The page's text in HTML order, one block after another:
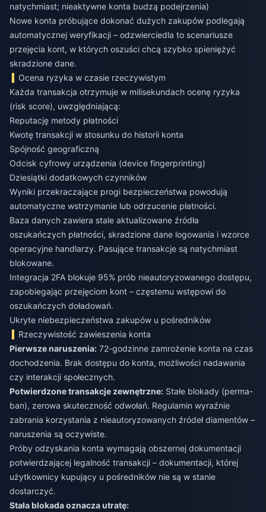
natychmiast; nieaktywne konta budzą podejrzenia)
Nowe konta próbujące dokonać dużych zakupów podlegają
automatycznej weryfikacji – odzwierciedla to scenariusze
przejęcia kont, w których oszuści chcą szybko spieniężyć
skradzione dane.
Ocena ryzyka w czasie rzeczywistym
Każda transakcja otrzymuje w milisekundach ocenę ryzyka
(risk score), uwzględniającą:
Reputację metody płatności
Kwotę transakcji w stosunku do historii konta
Spójność geograficzną
Odcisk cyfrowy urządzenia (device fingerprinting)
Dziesiątki dodatkowych czynników
Wyniki przekraczające progi bezpieczeństwa powodują
automatyczne wstrzymanie lub odrzucenie płatności.
Baza danych zawiera stale aktualizowane źródła
oszukańczych płatności, skradzione dane logowania i wzorce
operacyjne handlarzy. Pasujące transakcje są natychmiast
blokowane.
Integracja 2FA blokuje 95% prób nieautoryzowanego dostępu,
zapobiegając przejęciom kont – częstemu wstępowi do
oszukańczych doładowań.
Ukryte niebezpieczeństwa zakupów u pośredników
Rzeczywistość zawieszenia konta
Pierwsze naruszenia: 72-godzinne zamrożenie konta na czas
dochodzenia. Brak dostępu do konta, możliwości nadawania
czy interakcji społecznych.
Potwierdzone transakcje zewnętrzne: Stałe blokady (perma-
ban), zerowa skuteczność odwołań. Regulamin wyraźnie
zabrania korzystania z nieautoryzowanych źródeł diamentów –
naruszenia są oczywiste.
Próby odzyskania konta wymagają obszernej dokumentacji
potwierdzającej legalność transakcji – dokumentacji, której
użytkownicy kupujący u pośredników nie są w stanie
dostarczyć.
Stała blokada oznacza utratę: